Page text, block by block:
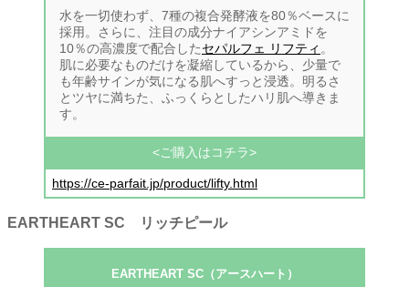
水を一切使わず、7種の複合発酵液を80％ベースに
採用。さらに、注目の成分ナイアシンアミドを
10％の高濃度で配合したセパルフェ リフティ 。
肌に必要なものだけを凝縮しているから、少量で
も年齢サインが気になる肌へすっと浸透。明るさ
とツヤに満ちた、ふっくらとしたハリ肌へ導きま
す。
<ご購入はコチラ>
https://ce-parfait.jp/product/lifty.html
EARTHEART SC リッチピール
EARTHEART SC（アースハート）